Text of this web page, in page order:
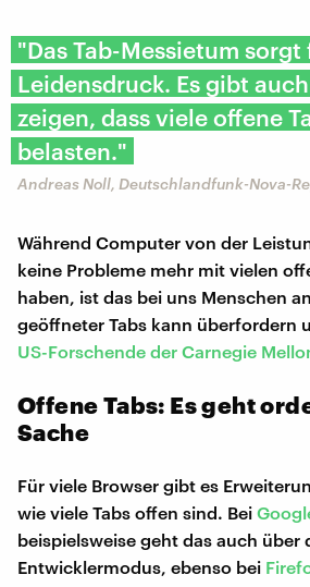
"Das Tab-Messietum sorgt
Leidensdruck. Es gibt
zeigen, dass viele offene
belasten."
Andreas Noll, Deutschlandfunk-Nova-
Während Computer von der
keine Probleme mehr mit vielen
haben, ist das bei uns Menschen
geöffneter Tabs kann überfordern
US-Forschende der Carnegie
Offene Tabs: Es geht
Sache
Für viele Browser gibt es
wie viele Tabs offen sind. Bei
beispielsweise geht das auch über
Entwicklermodus, ebenso bei